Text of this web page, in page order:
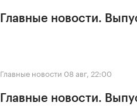
Главные новости.
Главные новости 08 авг, 22:00
Главные новости.